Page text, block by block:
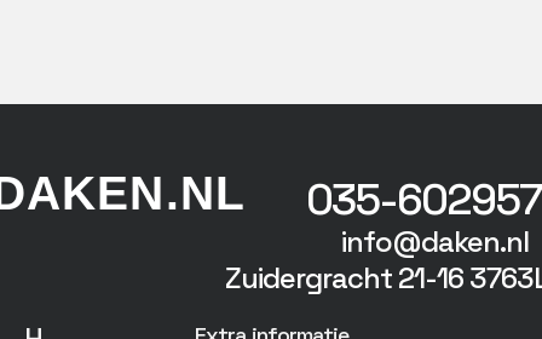
035-
info@daken.nl
Zuidergracht 21-16